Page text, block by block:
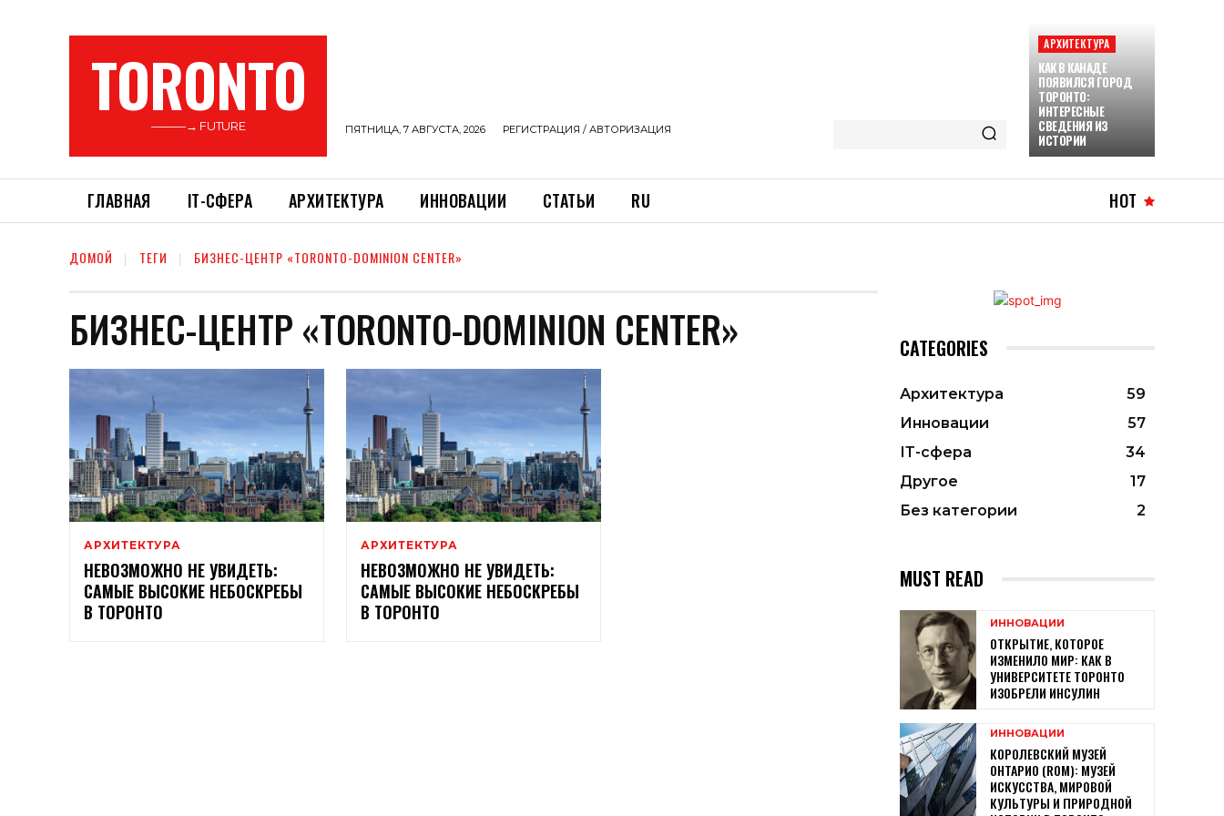
TORONTO
———→ FUTURE ПЯТНИЦА, 7 АВГУСТА, 2026 РЕГИСТРАЦИЯ / АВТОРИЗАЦИЯ
АРХИТЕКТУРА
КАК В КАНАДЕ
ПОЯВИЛСЯ ГОРОД
ТОРОНТО:
ИНТЕРЕСНЫЕ
СВЕДЕНИЯ ИЗ
ИСТОРИИ
ГЛАВНАЯ ІТ-СФЕРА АРХИТЕКТУРА ИННОВАЦИИ СТАТЬИ RU HOT
ДОМОЙ ТЕГИ БИЗНЕС-ЦЕНТР «TORONTO-DOMINION CENTER»
БИЗНЕС-ЦЕНТР «TORONTO-DOMINION CENTER»
АРХИТЕКТУРА
НЕВОЗМОЖНО НЕ УВИДЕТЬ:
САМЫЕ ВЫСОКИЕ НЕБОСКРЕБЫ
В ТОРОНТО
АРХИТЕКТУРА
НЕВОЗМОЖНО НЕ УВИДЕТЬ:
САМЫЕ ВЫСОКИЕ НЕБОСКРЕБЫ
В ТОРОНТО
CATEGORIES
Архитектура
59
Инновации
57
ІТ-сфера
34
Другое
17
Без категории
2
MUST READ
ИННОВАЦИИ
ОТКРЫТИЕ, КОТОРОЕ
ИЗМЕНИЛО МИР: КАК В
УНИВЕРСИТЕТЕ ТОРОНТО
ИЗОБРЕЛИ ИНСУЛИН
ИННОВАЦИИ
КОРОЛЕВСКИЙ МУЗЕЙ
ОНТАРИО (ROM): МУЗЕЙ
ИСКУССТВА, МИРОВОЙ
КУЛЬТУРЫ И ПРИРОДНОЙ